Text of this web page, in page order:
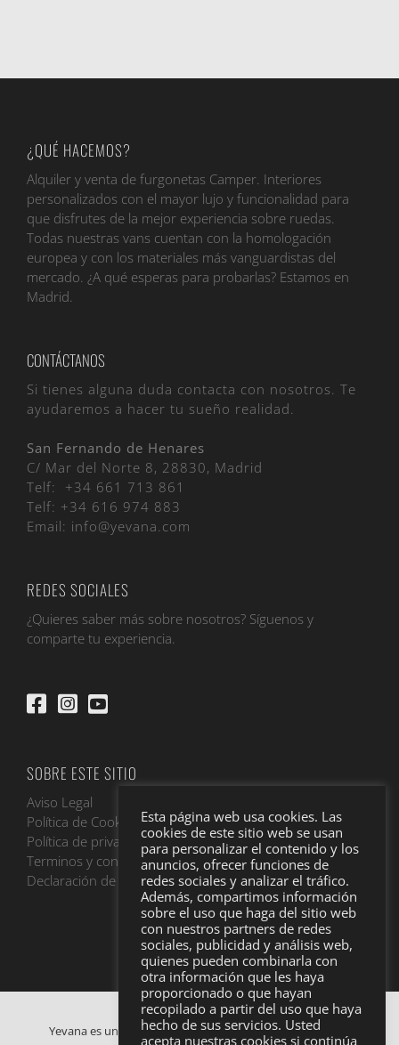
¿QUÉ HACEMOS?
Alquiler y venta de furgonetas Camper. Interiores
personalizados con el mayor lujo y funcionalidad para
que disfrutes de la mejor experiencia sobre ruedas.
Todas nuestras vans cuentan con la homologación
europea y con los materiales más vanguardistas del
mercado. ¿A qué esperas para probarlas? Estamos en
Madrid.
CONTÁCTANOS
Si tienes alguna duda contacta con nosotros. Te
ayudaremos a hacer tu sueño realidad.
San Fernando de Henares
C/ Mar del Norte 8, 28830, Madrid
Telf: +34 661 713 861
Telf: +34 616 974 883
Email: info@yevana.com
REDES SOCIALES
¿Quieres saber más sobre nosotros? Síguenos y
comparte tu experiencia.
SOBRE ESTE SITIO
Aviso Legal
Política de Cookies
Política de privacidad
Terminos y condiciones
Declaración de accesibilidad
Yevana es una empresa de alquiler y venta de furgonetas
Esta página web usa cookies. Las
cookies de este sitio web se usan
para personalizar el contenido y los
anuncios, ofrecer funciones de
redes sociales y analizar el tráfico.
Además, compartimos información
sobre el uso que haga del sitio web
con nuestros partners de redes
sociales, publicidad y análisis web,
quienes pueden combinarla con
otra información que les haya
proporcionado o que hayan
recopilado a partir del uso que haya
hecho de sus servicios. Usted
acepta nuestras cookies si continúa